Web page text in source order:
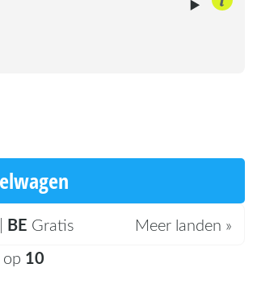
BE Gratis
Meer landen »
op 10